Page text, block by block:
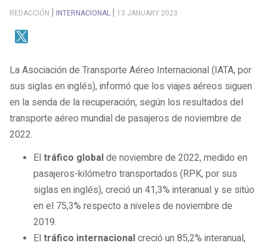
REDACCIÓN INTERNACIONAL 13 JANUARY 2023
La Asociación de Transporte Aéreo Internacional (IATA, por
sus siglas en inglés), informó que los viajes aéreos siguen
en la senda de la recuperación, según los resultados del
transporte aéreo mundial de pasajeros de noviembre de
2022.
El tráfico globalde noviembre de 2022, medido en
pasajeros-kilómetro transportados (RPK, por sus
siglas en inglés), creció un 41,3% interanual y se sitúo
en el 75,3% respecto a niveles de noviembre de
2019.
El tráfico internacionalcreció un 85,2% interanual,